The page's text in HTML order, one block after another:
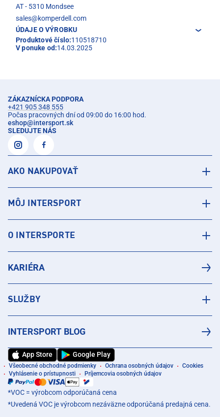
AT - 5310 Mondsee
sales@komperdell.com
ÚDAJE O VÝROBKU
Produktové číslo:110518710
V ponuke od:14.03.2025
ZÁKAZNÍCKA PODPORA
+421 905 348 555
Počas pracovných dní od 09:00 do 16:00 hod.
eshop@intersport.sk
SLEDUJTE NÁS
AKO NAKUPOVAŤ
MÔJ INTERSPORT
O INTERSPORTE
KARIÉRA
SLUŽBY
INTERSPORT BLOG
App Store Google Play
Všeobecné obchodné podmienky Ochrana osobných údajov
Cookies
Vyhlásenie o prístupnosti
Príjemcovia osobných údajov
*VOC = výrobcom odporúčaná cena
*Uvedená VOC je výrobcom nezáväzne odporúčaná predajná cena.